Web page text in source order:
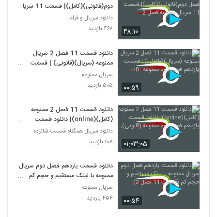
۴۸:۱۰
دوم(قانونی)(کامل)| قسمت 11 سریال
ممنوعه فصل 2
دانلود سریال و فیلم
۴۶۸ بازدید
۰۰:۵۹
دانلود قسمت 11 فصل 2 سریال
ممنوعه (سریال)(قانونی) | قسمت
یازدهم فصل دوم ممنوعه -HD
سریال ممنوعه
۵۰۵ بازدید
۰۱:۰۳:۰۵
دانلود قسمت 11 فصل 2 ممنوعه
(کامل)(online)| دانلود قسمت
یازدهم فصل دوم ممنوعه (قانونی).
دانلود سریال همگناه قسمت شانزده
۲۰۸ بازدید
۰۰:۵۴
دانلود قسمت یازدهم فصل دوم سریال
ممنوعه با لینک مستقیم و حجم کم
(قسمت 11 فصل 2)
سریال ممنوعه
۴۵۴ بازدید